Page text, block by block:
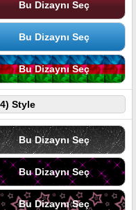
Bu Dizaynı Seç
Bu Dizaynı Seç
Bu Dizaynı Seç
Style
Bu Dizaynı Seç
Bu Dizaynı Seç
Bu Dizaynı Seç